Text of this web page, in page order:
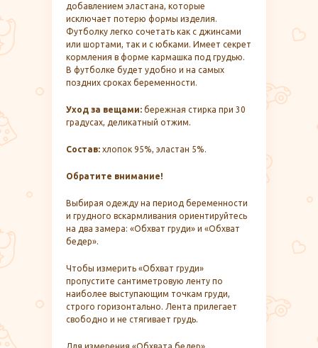
добавлением эластана, которые
исключает потерю формы изделия.
Футболку легко сочетать как с джинсами
или шортами, так и с юбками. Имеет секрет
кормления в форме кармашка под грудью.
В футболке будет удобно и на самых
поздних сроках беременности.
Уход за вещами: бережная стирка при 30
градусах, деликатный отжим.
Состав: хлопок 95%, эластан 5%.
Обратите внимание!
Выбирая одежду на период беременности
и грудного вскармливания ориентируйтесь
на два замера: «Обхват груди» и «Обхват
бедер».
Чтобы измерить «Обхват груди»
пропустите сантиметровую ленту по
наиболее выступающим точкам груди,
строго горизонтально. Лента прилегает
свободно и не стягивает грудь.
Для измерения «Обхвата бедер»